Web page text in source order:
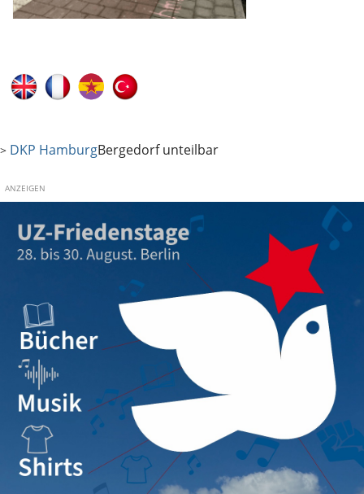
> DKP HamburgBergedorf unteilbar
ANZEIGEN